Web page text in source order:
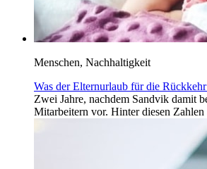
Menschen, Nachhaltigkeit
Was der Elternurlaub für die
Zwei Jahre, nachdem Sandvik damit
Mitarbeitern vor. Hinter diesen